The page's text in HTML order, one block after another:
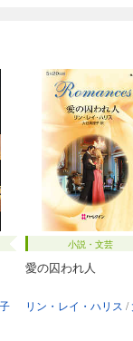
小説・文芸
愛の囚われ人
リン・レイ・ハリス